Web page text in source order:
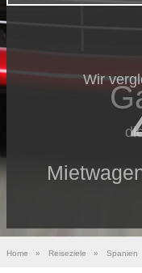
Wir
Home » Reiseziele » Spanien